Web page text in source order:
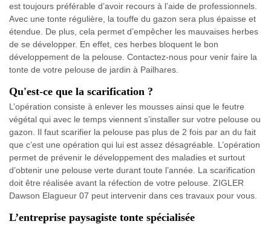
est toujours préférable d’avoir recours à l’aide de professionnels.
Avec une tonte régulière, la touffe du gazon sera plus épaisse et
étendue. De plus, cela permet d’empêcher les mauvaises herbes
de se développer. En effet, ces herbes bloquent le bon
développement de la pelouse. Contactez-nous pour venir faire la
tonte de votre pelouse de jardin à Pailhares.
Qu'est-ce que la scarification ?
L’opération consiste à enlever les mousses ainsi que le feutre
végétal qui avec le temps viennent s’installer sur votre pelouse ou
gazon. Il faut scarifier la pelouse pas plus de 2 fois par an du fait
que c’est une opération qui lui est assez désagréable. L’opération
permet de prévenir le développement des maladies et surtout
d’obtenir une pelouse verte durant toute l’année. La scarification
doit être réalisée avant la réfection de votre pelouse. ZIGLER
Dawson Elagueur 07 peut intervenir dans ces travaux pour vous.
L’entreprise paysagiste tonte spécialisée